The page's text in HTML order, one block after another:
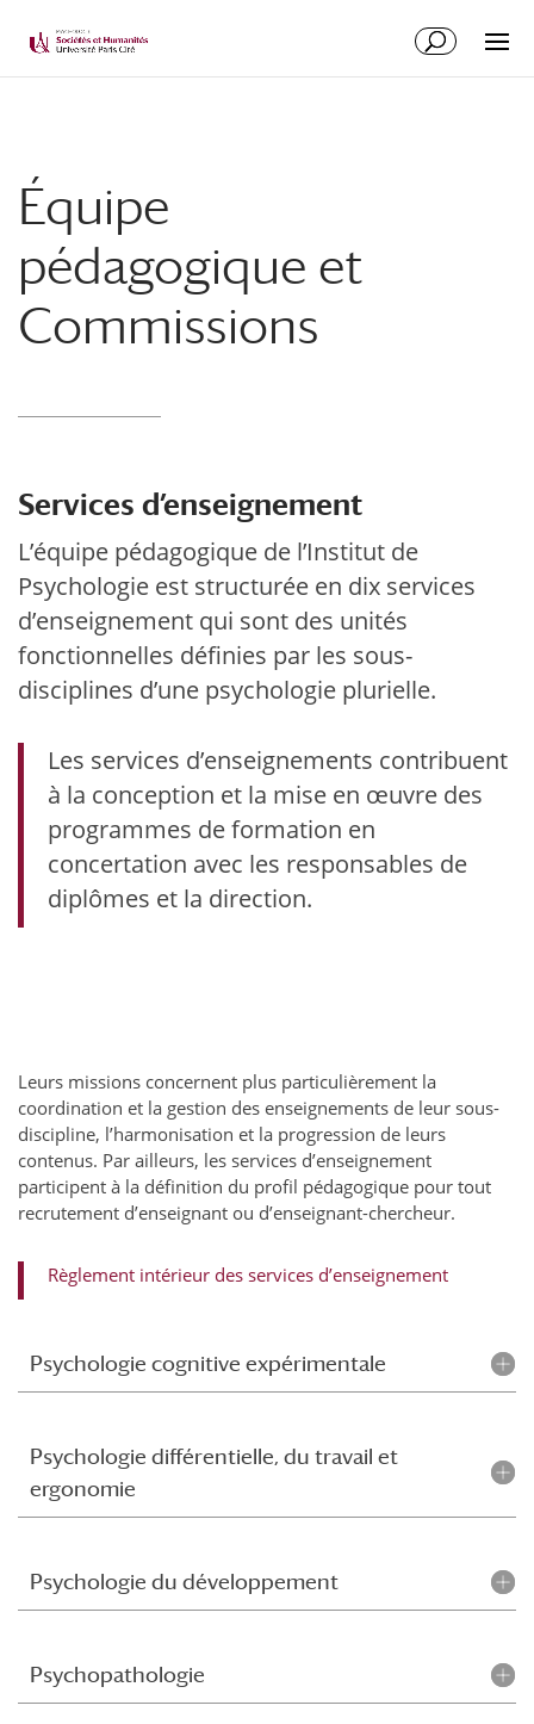
Équipe
pédagogique et
Commissions
Services d’enseignement
L’équipe pédagogique de l’Institut de
Psychologie est structurée en dix services
d’enseignement qui sont des unités
fonctionnelles définies par les sous-
disciplines d’une psychologie plurielle.
Les services d’enseignements contribuent
à la conception et la mise en œuvre des
programmes de formation en
concertation avec les responsables de
diplômes et la direction.
Leurs missions concernent plus particulièrement la
coordination et la gestion des enseignements de leur sous-
discipline, l’harmonisation et la progression de leurs
contenus. Par ailleurs, les services d’enseignement
participent à la définition du profil pédagogique pour tout
recrutement d’enseignant ou d’enseignant-chercheur.
Règlement intérieur des services d’enseignement
Psychologie cognitive expérimentale
Psychologie différentielle, du travail et
ergonomie
Psychologie du développement
Psychopathologie